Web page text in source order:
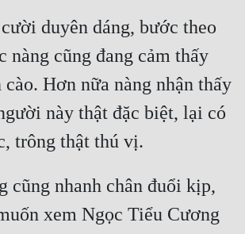
duyên dáng, bước theo
nàng cũng đang cảm thấy
Hơn nữa nàng nhận thấy
này thật đặc biệt, lại có
cũng nhanh chân đuổi kịp,
xem Ngọc Tiểu Cương